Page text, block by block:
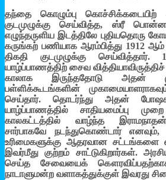
தந்தை கொழும்பு கொச்சிக்கடையிற்
குடமுழுக்கு செய்வித்த, ஸ்ரீ
எழுந்தருளிய இடத்திலே புதியதொரு
கருங்கற் பணியாக ஆரம்பித்து 1912
திகதி குடமுழுக்கு
யாழ்ப்பாணத்திற் சைவ
காலாக இருந்ததோடு அதன்
பள்ளிக்கூடங்களின்
செய்தார். தொடர்ந்து அதன்
யாழ்ப்பாணத்தில் சாதியமைப்பு
காலகட்டத்தில் வாழ்ந்த இராமநாதன்
சார்பாகவே நடந்துகொண்டார்
உரிமைகளுக்கு ஆதரவான சட்டங்களை
இவர்மீது குற்றம் சாட்டுகிறார்கள்.
செய்த சேவையைக்
நாடாளுமன்ற வளாகத்துக்குள் இவரது